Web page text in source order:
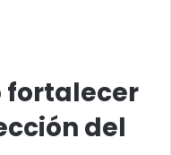
fortalecer
del